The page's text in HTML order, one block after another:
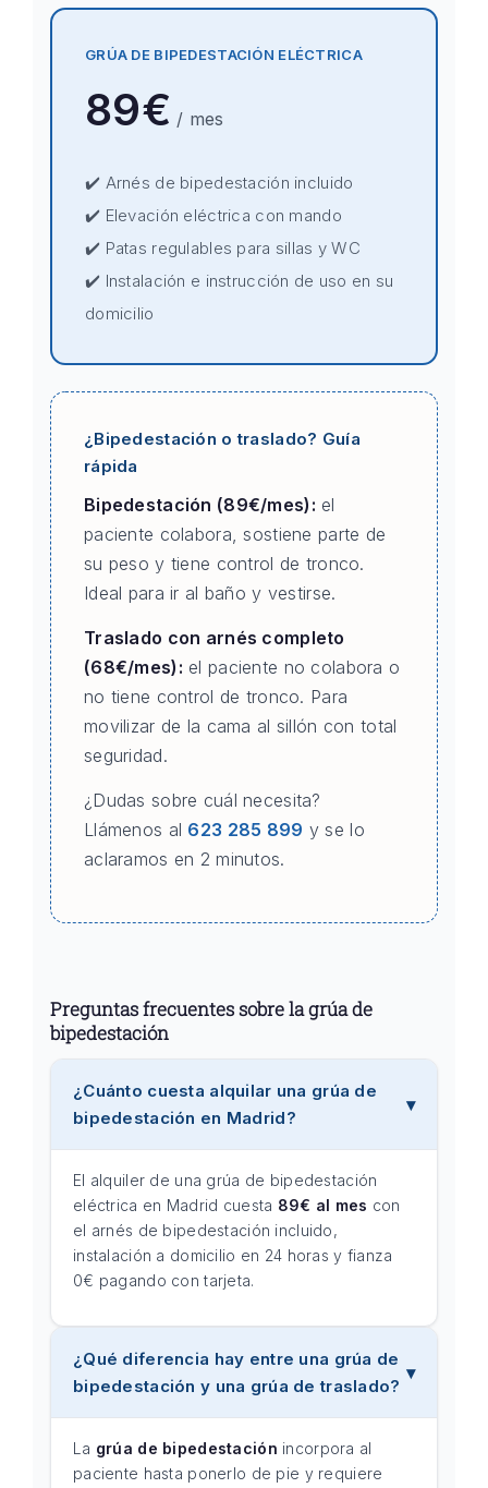
GRÚA DE BIPEDESTACIÓN ELÉCTRICA
89€ / mes
✔️ Arnés de bipedestación incluido
✔️ Elevación eléctrica con mando
✔️ Patas regulables para sillas y WC
✔️ Instalación e instrucción de uso en su
domicilio
¿Bipedestación o traslado? Guía
rápida
Bipedestación (89€/mes): el
paciente colabora, sostiene parte de
su peso y tiene control de tronco.
Ideal para ir al baño y vestirse.
Traslado con arnés completo
(68€/mes): el paciente no colabora o
no tiene control de tronco. Para
movilizar de la cama al sillón con total
seguridad.
¿Dudas sobre cuál necesita?
Llámenos al 623 285 899 y se lo
aclaramos en 2 minutos.
Preguntas frecuentes sobre la grúa de
bipedestación
¿Cuánto cuesta alquilar una grúa de
bipedestación en Madrid?
El alquiler de una grúa de bipedestación
eléctrica en Madrid cuesta 89€ al mes con
el arnés de bipedestación incluido,
instalación a domicilio en 24 horas y fianza
0€ pagando con tarjeta.
¿Qué diferencia hay entre una grúa de
bipedestación y una grúa de traslado?
La grúa de bipedestación incorpora al
paciente hasta ponerlo de pie y requiere